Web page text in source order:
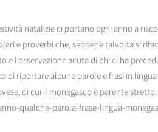
natalizie ci portano ogni anno a
e proverbi che, sebbene talvolta si
e l'osservazione acuta di chi ci ha
di riportare alcune parole e frasi in
di cui il monegasco è parente
qualche-parola-frase-lingua-